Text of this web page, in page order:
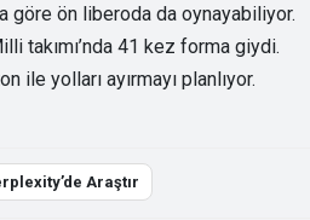
göre ön liberoda da oynayabiliyor.
takımı’nda 41 kez forma giydi.
ile yolları ayırmayı planlıyor.
Araştır